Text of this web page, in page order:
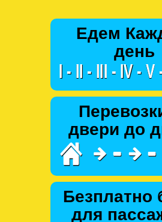
Едем
день
двери до
Безплатно
для